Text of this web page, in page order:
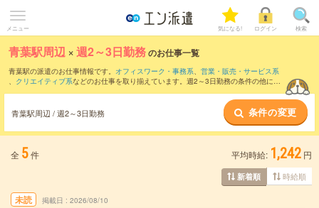
メニュー 気になる! ログイン 検索
青葉駅周辺 ×週2～3日勤務のお仕事一覧
青葉駅の派遣のお仕事情報です。 オフィスワーク・事務系、 営業・販売・サービス系
、 クリエイティブ系などのお仕事を取り揃えています。週2～3日勤務の条件の他に、
青葉駅周辺 / 週2～3日勤務 条件の変更
全 5件 平均時給: 1,242 円
新着順 時給順
未読 掲載日 2026/08/10